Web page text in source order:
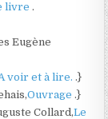
livre.
Eugène
voir et à lire..}
Ouvrage.}
Collard,Le